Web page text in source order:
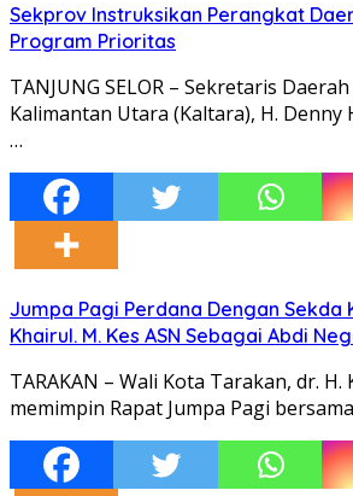
Sekprov Instruksikan Perangkat
Program Prioritas
TANJUNG SELOR – Sekretaris
Kalimantan Utara (Kaltara), H. Denny
…
Jumpa Pagi Perdana Dengan Sekda
Khairul. M. Kes ASN Sebagai Abdi
TARAKAN – Wali Kota Tarakan, dr. H.
memimpin Rapat Jumpa Pagi